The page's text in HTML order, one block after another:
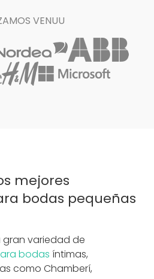
VENUU
mejores
bodas pequeñas
variedad de
bodas íntimas,
como Chamberí,